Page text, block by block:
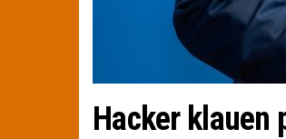
Hacker klauen